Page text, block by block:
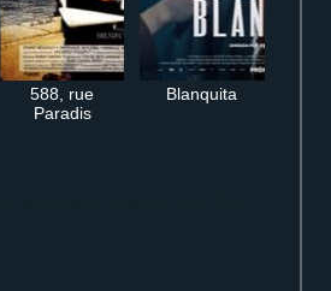
588, rue
Paradis
Blanquita